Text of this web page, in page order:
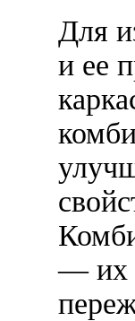
Для
и ее
— их